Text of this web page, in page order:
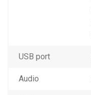
USB port
Audio